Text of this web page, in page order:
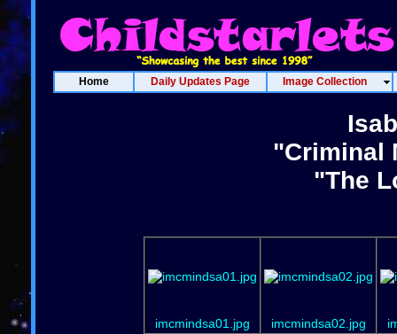
Home Daily Updates Page Image Collection
"Criminal
"The
imcmindsa01.jpg imcmindsa02.jpg